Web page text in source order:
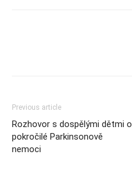
Previous article
Rozhovor s dospělými dětmi o
pokročilé Parkinsonově
nemoci